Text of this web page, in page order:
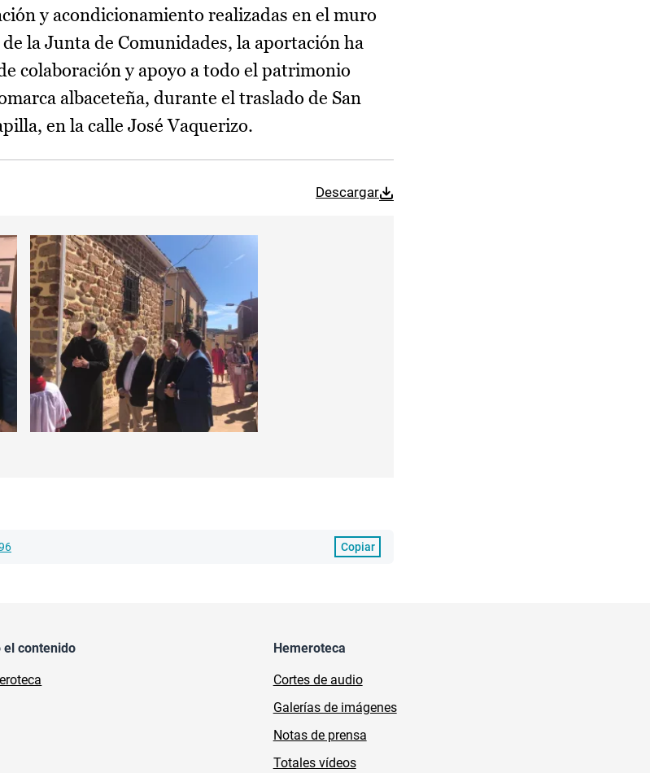
y acondicionamiento realizadas en el muro
la Junta de Comunidades, la aportación ha
colaboración y apoyo a todo el patrimonio
albaceteña, durante el traslado de San
en la calle José Vaquerizo.
Descargar
Copiar
el contenido Hemeroteca
Cortes de audio
Galerías de imágenes
Notas de prensa
Totales vídeos